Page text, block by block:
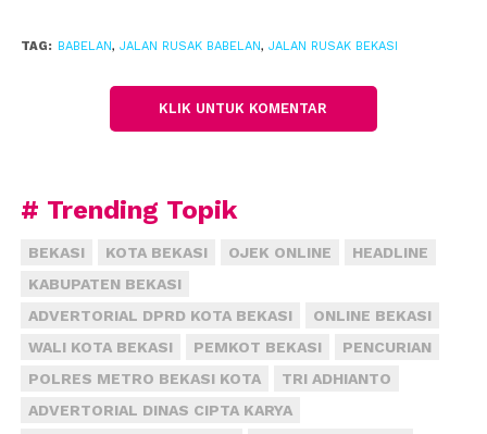
2. Pelebaran jembatan Warung Ayu 2 Kelurahan
3. Pelebaran jembatan Warung Ayu 1 Kelurahan
Bakti CBL Kecamatan Tarumajaya/Bebelan sebesar
Rp 7.000.000.000.
5. Pembangunan saluran dan trotoar jalan batas kota
pangkalan, Kecamatan Babelan sebesar Rp
1.600.000.000.
TAG: BABELAN, JALAN RUSAK BABELAN, JALAN RUSAK BEKASI
KLIK UNTUK KOMENTAR
# Trending Topik
BEKASI KOTA BEKASI OJEK ONLINE
HEADLINE
KABUPATEN BEKASI
ADVERTORIAL DPRD KOTA BEKASI
ONLINE BEKASI
WALI KOTA BEKASI
PEMKOT BEKASI
PENCURIAN
POLRES METRO BEKASI KOTA
TRI ADHIANTO
ADVERTORIAL DINAS CIPTA KARYA